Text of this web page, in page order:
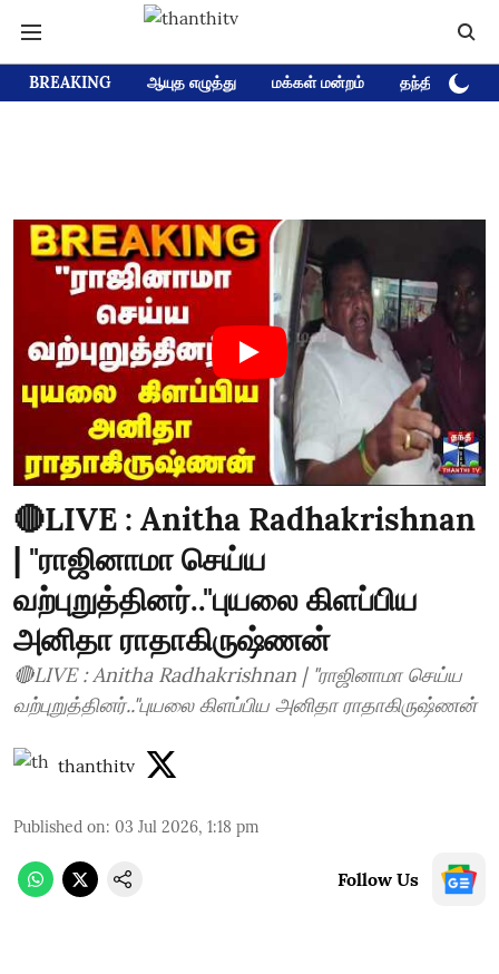
BREAKING ஆயுத எழுத்து மக்கள் மன்றம் தந்தி டிவி
🔴LIVE : Anitha Radhakrishnan
| "ராஜினாமா செய்ய
வற்புறுத்தினர்.."புயலை கிளப்பிய
அனிதா ராதாகிருஷ்ணன்
🔴LIVE : Anitha Radhakrishnan | "ராஜினாமா செய்ய
வற்புறுத்தினர்.."புயலை கிளப்பிய அனிதா ராதாகிருஷ்ணன்
thanthitv
Published on: 03 Jul 2026, 1:18 pm
Follow Us